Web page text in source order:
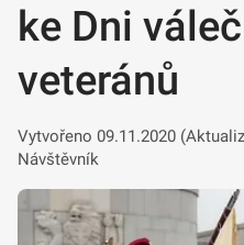
ke Dni
veteránů
Vytvořeno 09.11.2020
Návštěvník